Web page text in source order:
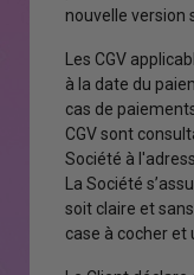
nouvelle version
Les CGV
à la date du
cas de
CGV sont
Société à
La Société
soit claire et
case à cocher et